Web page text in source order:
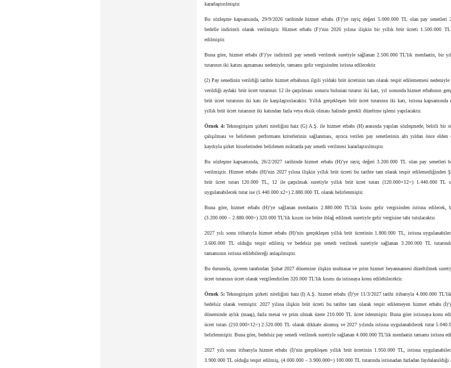
kararlaştırılmıştır.
Bu sözleşme kapsamında, 29/9/2026 tarihinde hizmet erbabı (F)’ye rayiç değeri 5.000.000 TL olan pay senetleri
bedelle indirimli olarak verilmiştir. Hizmet erbabı (F)’nin 2026 yılına ilişkin bir yıllık brüt ücreti 1.500.000
edilmiştir.
Buna göre, hizmet erbabı (F)’ye indirimli pay senedi verilmek suretiyle sağlanan 2.500.000 TL’lik menfaatin, bir
tutarının iki katını aşmaması nedeniyle, tamamı gelir vergisinden istisna edilecektir.
(2) Pay senedinin verildiği tarihte hizmet erbabının ilgili yıldaki brüt ücretinin tam olarak tespit edilememesi nedeniyle
verildiği aydaki brüt ücret tutarının 12 ile çarpılması sonucu bulunan tutarın iki katı, yıl sonunda hizmet erbabının
brüt ücret tutarının iki katı ile karşılaştırılacaktır. Yıllık gerçekleşen brüt ücret tutarının iki katı, istisna kapsamında
yıllık brüt ücret tutarının iki katından fazla veya eksik olması halinde gerekli düzeltme işlemi yapılacaktır.
Örnek 4:Teknogirişim şirketi niteliğini haiz (G) A.Ş. ile hizmet erbabı (H) arasında yapılan sözleşmede, belirli bir
çalışılması ve belirlenen performans kriterlerinin sağlanması, ayrıca verilen pay senetlerinin altı yıldan önce elden
kaydıyla şirket hisselerinden belirlenen miktarda pay senedi verilmesi kararlaştırılmıştır.
Bu sözleşme kapsamında, 26/2/2027 tarihinde hizmet erbabı (H)’ye rayiç değeri 3.200.000 TL olan pay senetleri
verilmiştir. Hizmet erbabı (H)’nin 2027 yılına ilişkin yıllık brüt ücreti bu tarihte tam olarak tespit edilemediğinden
brüt ücret tutarı 120.000 TL, 12 ile çarpılmak suretiyle yıllık brüt ücret tutarı (120.000×12=) 1.440.000 TL
uygulanabilecek tutar ise (1.440.000 x2=) 2.880.000 TL olarak belirlenmiştir.
Buna göre, hizmet erbabı (H)’ye sağlanan menfaatin 2.880.000 TL’lik kısmı gelir vergisinden istisna edilecek,
(3.200.000 – 2.880.000=) 320.000 TL’lik kısım ise brüte iblağ edilmek suretiyle gelir vergisine tabi tutulacaktır.
2027 yılı sonu itibarıyla hizmet erbabı (H)’nin gerçekleşen yıllık brüt ücretinin 1.800.000 TL, istisna
3.600.000 TL olduğu tespit edilmiş ve bedelsiz pay senedi verilmek suretiyle sağlanan 3.200.000 TL
tamamının istisna edilebileceği anlaşılmıştır.
Bu durumda, işveren tarafından Şubat 2027 dönemine ilişkin muhtasar ve prim hizmet beyannamesi düzeltilmek
ücret tutarının ücret olarak vergilendirilen 320.000 TL’lik kısmı da istisnaya konu edilebilecektir.
Örnek 5:Teknogirişim şirketi niteliğini haiz (I) A.Ş. hizmet erbabı (İ)’ye 11/3/2027 tarihi itibarıyla 4.000.000
bedelsiz olarak vermiştir. 2027 yılına ilişkin brüt ücreti bu tarihte tam olarak tespit edilemeyen hizmet erbabı
döneminde aylık (maaş), fazla mesai ve prim olmak üzere 210.000 TL ücret ödenmiştir. Buna göre istisnaya konu
ücret tutarı (210.000×12=) 2.520.000 TL olarak dikkate alınmış ve 2027 yılında istisna uygulanabilecek tutar
belirlenmiştir. Buna göre, bedelsiz pay senedi verilmek suretiyle sağlanan 4.000.000 TL’lik menfaatin tamamı istisna
2027 yılı sonu itibarıyla hizmet erbabı (İ)’nin gerçekleşen yıllık brüt ücretinin 1.950.000 TL, istisna
3.900.000 TL olduğu tespit edilmiş, (4.000.000 – 3.900.000=) 100.000 TL tutarında istisnadan fazladan faydalanıldığı